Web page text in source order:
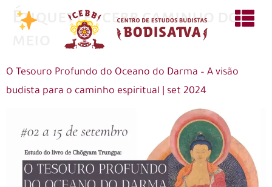
Étiquette : cebb caminho do
O Tesouro Profundo do Oceano do Darma – A visão
budista para o caminho espiritual | set 2024